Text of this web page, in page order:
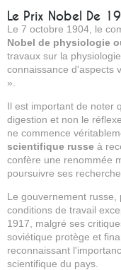
Le Prix Nobel De
Le 7 octobre 1904, le
Nobel de physiologie
travaux sur la
connaissance d'aspects
».
Il est important de noter
digestion et non le
ne commence
scientifique russe à
confère une renommée
poursuivre ses
Le gouvernement russe,
conditions de travail
1917, malgré ses
soviétique protège et
reconnaissant
scientifique du pays.